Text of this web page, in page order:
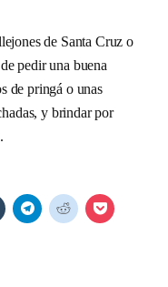
de Santa Cruz o
pedir una buena
de pringá o unas
y brindar por